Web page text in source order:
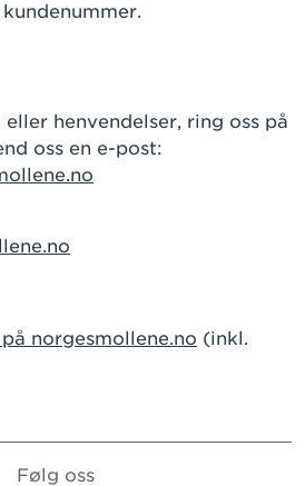
henvendelser, ring oss på
oss en e-post:
norgesmollene.no (inkl.
Følg oss